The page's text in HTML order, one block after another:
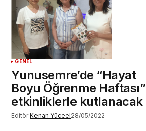
GENEL
Yunusemre’de “Hayat
Boyu Öğrenme Haftası”
etkinliklerle kutlanacak
Editör Kenan Yüceel28/05/2022